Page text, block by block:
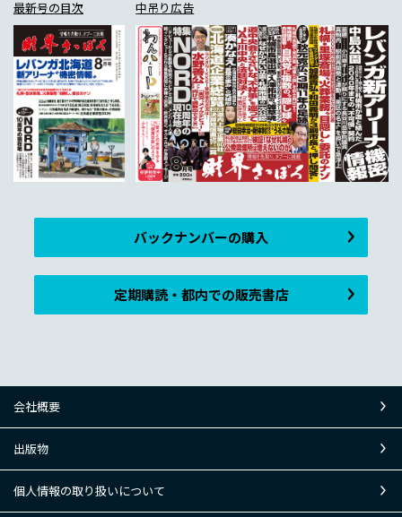
最新号の目次 中吊り広告
バックナンバーの購入
定期購読・都内での販売書店
会社概要
出版物
個人情報の取り扱いについて